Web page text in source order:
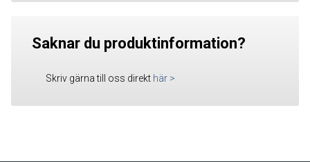
Saknar du produktinformation?
Skriv gärna till oss direkt här >